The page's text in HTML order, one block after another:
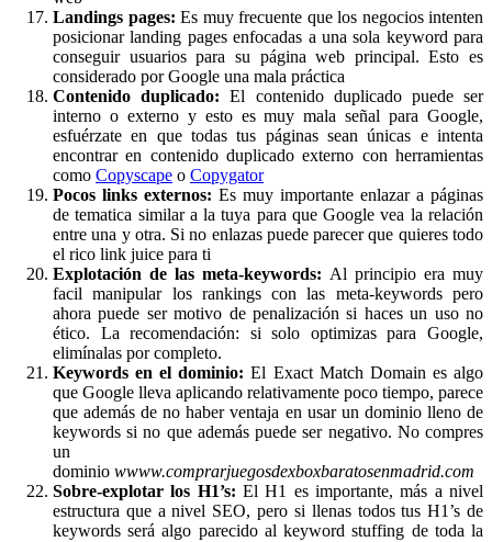
Landings pages: Es muy frecuente que los negocios intenten
posicionar landing pages enfocadas a una sola keyword para
conseguir usuarios para su página web principal. Esto es
considerado por Google una mala práctica
Contenido duplicado: El contenido duplicado puede ser
interno o externo y esto es muy mala señal para Google,
esfuérzate en que todas tus páginas sean únicas e intenta
encontrar en contenido duplicado externo con herramientas
como Copyscape o Copygator
Pocos links externos: Es muy importante enlazar a páginas
de tematica similar a la tuya para que Google vea la relación
entre una y otra. Si no enlazas puede parecer que quieres todo
el rico link juice para ti
Explotación de las meta-keywords: Al principio era muy
facil manipular los rankings con las meta-keywords pero
ahora puede ser motivo de penalización si haces un uso no
ético. La recomendación: si solo optimizas para Google,
elimínalas por completo.
Keywords en el dominio: El Exact Match Domain es algo
que Google lleva aplicando relativamente poco tiempo, parece
que además de no haber ventaja en usar un dominio lleno de
keywords si no que además puede ser negativo. No compres
un
dominio wwww.comprarjuegosdexboxbaratosenmadrid.com
Sobre-explotar los H1’s: El H1 es importante, más a nivel
estructura que a nivel SEO, pero si llenas todos tus H1’s de
keywords será algo parecido al keyword stuffing de toda la